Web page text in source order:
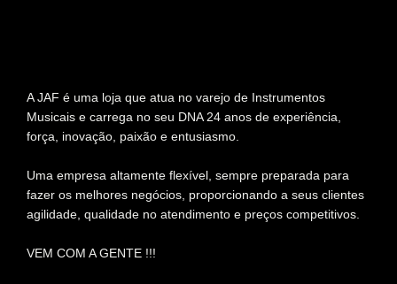
A JAF é uma loja que atua no varejo de Instrumentos
Musicais e carrega no seu DNA 24 anos de experiência,
força, inovação, paixão e entusiasmo.
Uma empresa altamente flexível, sempre preparada para
fazer os melhores negócios, proporcionando a seus clientes
agilidade, qualidade no atendimento e preços competitivos.
VEM COM A GENTE !!!